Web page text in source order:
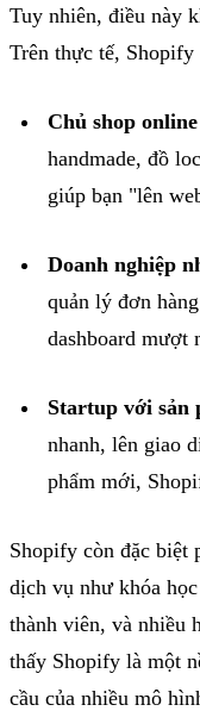
Tuy nhiên, điều này
Trên thực tế, Shopify
Chủ shop online
handmade, đồ
giúp bạn "lên
Doanh nghiệp
quản lý đơn
dashboard mượt
Startupvới sản
nhanh, lên giao
phẩm mới,
Shopify còn đặc biệt
dịch vụ như khóa
thành viên, và nhiều
thấy Shopify là một
cầu của nhiều mô